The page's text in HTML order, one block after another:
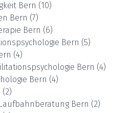
Bern (10)
Bern (7)
Bern (6)
Bern (5)
(4)
Bern (4)
Bern (4)
(2)
Bern (2)